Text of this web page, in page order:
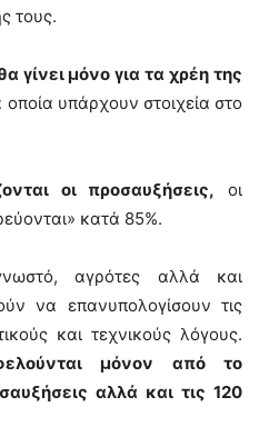
τους.
γίνει μόνο για τα χρέη της
οποία υπάρχουν στοιχεία στο
οι προσαυξήσεις, οι
κατά 85%.
αγρότες αλλά και
να επανυπολογίσουν τις
και τεχνικούς λόγους.
μόνον από το
αλλά και τις 120